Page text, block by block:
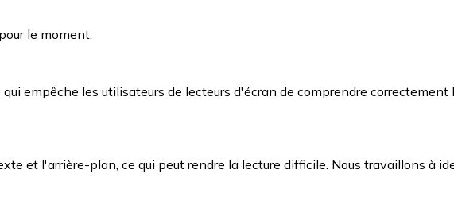
le moment.
empêche les utilisateurs de lecteurs d'écran de comprendre
et l'arrière-plan, ce qui peut rendre la lecture difficile. Nous travaillons à